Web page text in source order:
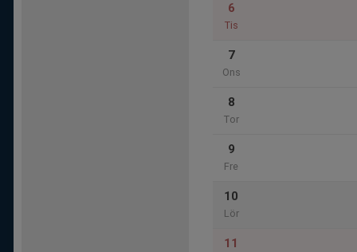
6
Tis
7
Ons
8
Tor
9
Fre
10
Lör
11